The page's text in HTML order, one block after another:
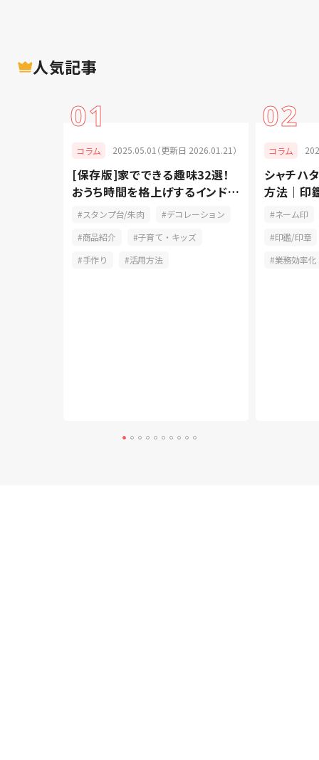
人気記事
01
コラム 2025.05.01（更新日 2026.01.21）
[保存版]家でできる趣味32選！
おうち時間を格上げするインドア
派スタンプ台/朱肉
デコレーション
商品紹介
子育て・キッズ
手作り
活用方法
02
コラム
シャチハ
方法｜印
のやり方
ネーム印
印鑑/印章
業務効率化